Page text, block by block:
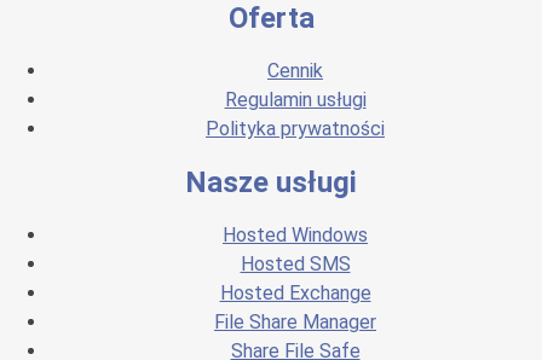
Oferta
Cennik
Regulamin usługi
Polityka prywatności
Nasze usługi
Hosted Windows
Hosted SMS
Hosted Exchange
File Share Manager
Share File Safe